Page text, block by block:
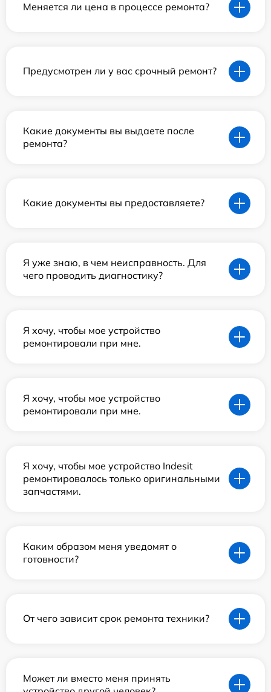
Меняется ли цена в процессе ремонта?
Предусмотрен ли у вас срочный ремонт?
Какие документы вы выдаете после
ремонта?
Какие документы вы предоставляете?
Я уже знаю, в чем неисправность. Для
чего проводить диагностику?
Я хочу, чтобы мое устройство
ремонтировали при мне.
Я хочу, чтобы мое устройство
ремонтировали при мне.
Я хочу, чтобы мое устройство Indesit
ремонтировалось только оригинальными
запчастями.
Каким образом меня уведомят о
готовности?
От чего зависит срок ремонта техники?
Может ли вместо меня принять